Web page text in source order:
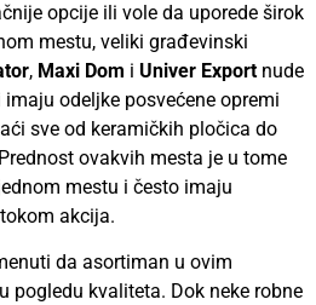
opcije ili vole da uporede širok
mestu, veliki građevinski
, Maxi Dom i Univer Export nude
odeljke posvećene opremi
sve od keramičkih pločica do
ovakvih mesta je u tome
mestu i često imaju
akcija.
da asortiman u ovim
pogledu kvaliteta. Dok neke robne